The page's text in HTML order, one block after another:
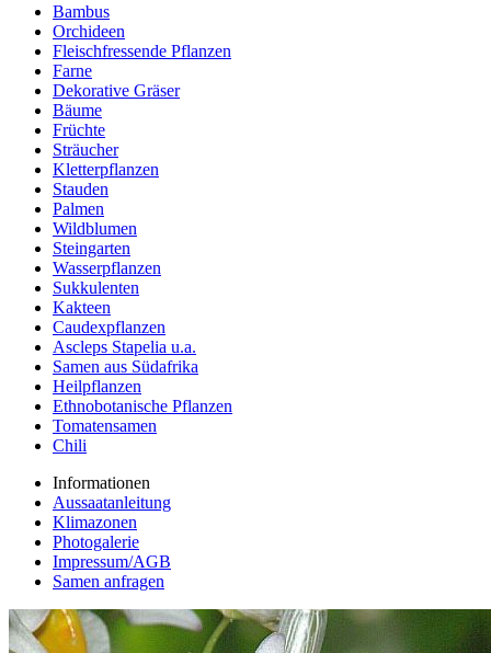
Bambus
Orchideen
Fleischfressende Pflanzen
Farne
Dekorative Gräser
Bäume
Früchte
Sträucher
Kletterpflanzen
Stauden
Palmen
Wildblumen
Steingarten
Wasserpflanzen
Sukkulenten
Kakteen
Caudexpflanzen
Ascleps Stapelia u.a.
Samen aus Südafrika
Heilpflanzen
Ethnobotanische Pflanzen
Tomatensamen
Chili
Informationen
Aussaatanleitung
Klimazonen
Photogalerie
Impressum/AGB
Samen anfragen